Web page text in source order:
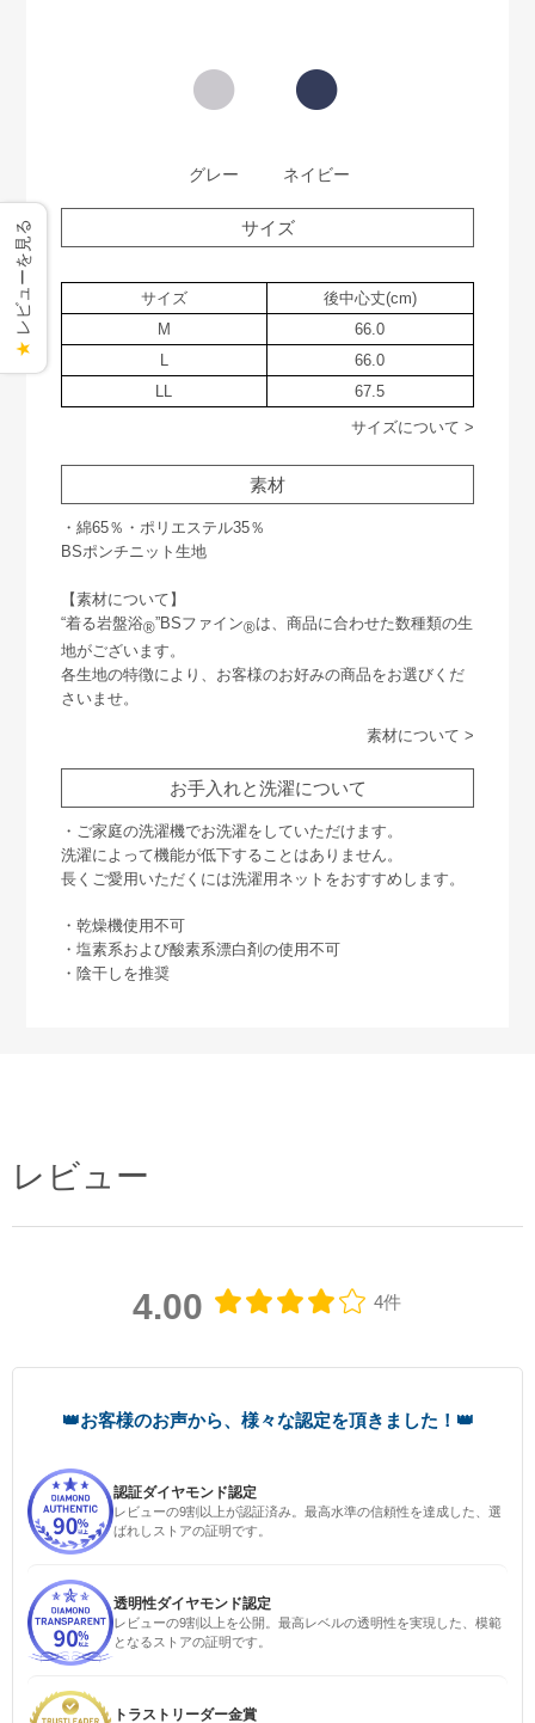
●
グレー
●
ネイビー
サイズ
サイズ
後中心丈(cm)
M
66.0
L
66.0
LL
67.5
サイズについて >
素材
・綿65％・ポリエステル35％
BSポンチニット生地
【素材について】
“着る岩盤浴®”BSファイン®は、商品に合わせた数種類の生
地がございます。
各生地の特徴により、お客様のお好みの商品をお選びくだ
さいませ。
素材について >
お手入れと洗濯について
・ご家庭の洗濯機でお洗濯をしていただけます。
洗濯によって機能が低下することはありません。
長くご愛用いただくには洗濯用ネットをおすすめします。
・乾燥機使用不可
・塩素系および酸素系漂白剤の使用不可
・陰干しを推奨
レビュー
4.00 4件
認証ダイヤモンド認定
レビューの9割以上が認証済み。最高水準の信頼性を達成した、選
ばれしストアの証明です。
透明性ダイヤモンド認定
レビューの9割以上を公開。最高レベルの透明性を実現した、模範
となるストアの証明です。
トラストリーダー金賞
★
レビューを見る